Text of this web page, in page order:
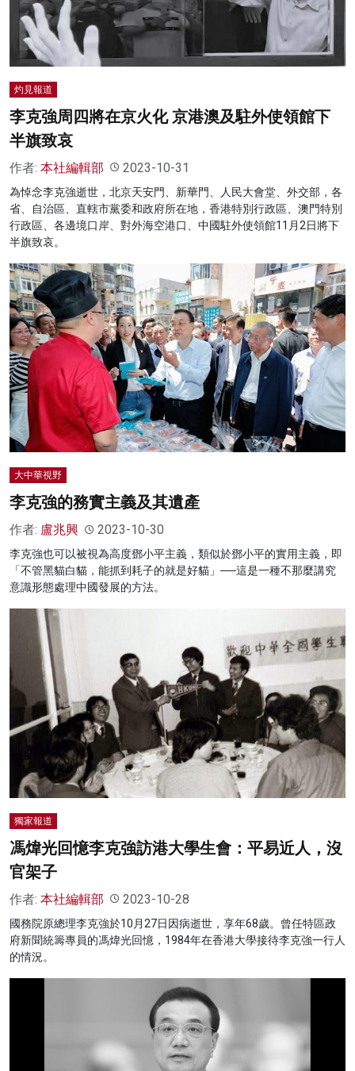
灼見報道
李克強周四將在京火化 京港澳及駐外使領館下
半旗致哀
作者: 本社編輯部 2023-10-31
為悼念李克強逝世，北京天安門、新華門、人民大會堂、外交部，各
省、自治區、直轄市黨委和政府所在地，香港特別行政區、澳門特別
行政區、各邊境口岸、對外海空港口、中國駐外使領館11月2日將下
半旗致哀。
大中華視野
李克強的務實主義及其遺產
作者: 盧兆興 2023-10-30
李克強也可以被視為高度鄧小平主義，類似於鄧小平的實用主義，即
「不管黑貓白貓，能抓到耗子的就是好貓」──這是一種不那麼講究
意識形態處理中國發展的方法。
獨家報道
馮煒光回憶李克強訪港大學生會：平易近人，沒
官架子
作者: 本社編輯部 2023-10-28
國務院原總理李克強於10月27日因病逝世，享年68歲。曾任特區政
府新聞統籌專員的馮煒光回憶，1984年在香港大學接待李克強一行人
的情況。